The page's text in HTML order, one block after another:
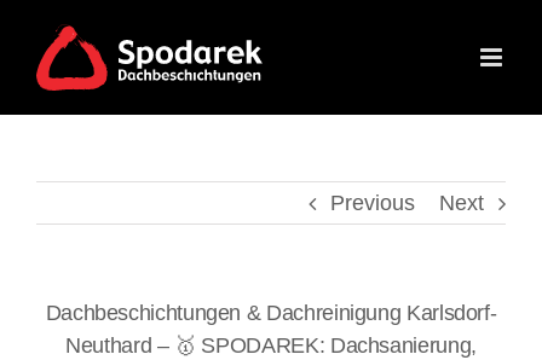
content
Previous Next
Dachbeschichtungen & Dachreinigung Karlsdorf-
Neuthard – 🥇 SPODAREK: Dachsanierung,